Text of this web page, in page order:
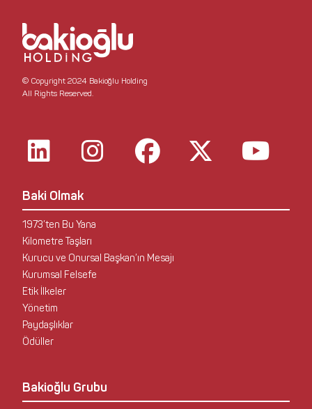
© Copyright 2024 Bakioğlu Holding
All Rights Reserved.
Baki Olmak
1973’ten Bu Yana
Kilometre Taşları
Kurucu ve Onursal Başkan’ın Mesajı
Kurumsal Felsefe
Etik İlkeler
Yönetim
Paydaşlıklar
Ödüller
Bakioğlu Grubu